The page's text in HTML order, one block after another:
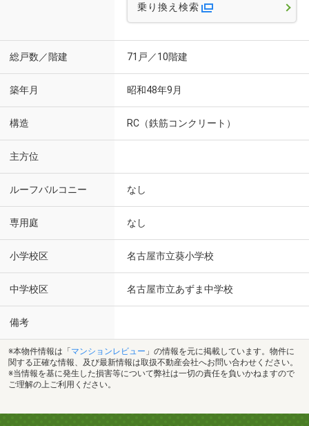
乗り換え検索
総戸数／階建 71戸／10階建
築年月 昭和48年9月
構造 RC（鉄筋コンクリート）
主方位
ルーフバルコニー なし
専用庭 なし
小学校区 名古屋市立葵小学校
中学校区 名古屋市立あずま中学校
備考
※本物件情報は「 マンションレビュー 」の情報を元に掲載しています。物件に
関する正確な情報、及び最新情報は取扱不動産会社へお問い合わせください。
※当情報を基に発生した損害等について弊社は一切の責任を負いかねますので
ご理解の上ご利用ください。